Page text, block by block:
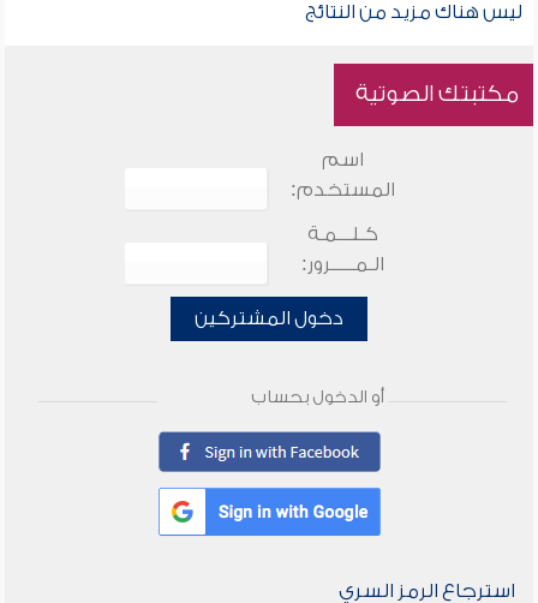
ليس هناك مزيد من النتائج
مكتبتك الصوتية
اسم
المستخدم:
كـلـــمـة
الـمـــــرور:
دخول المشتركين
أو الدخول بحساب
استرجاع الرمز السري